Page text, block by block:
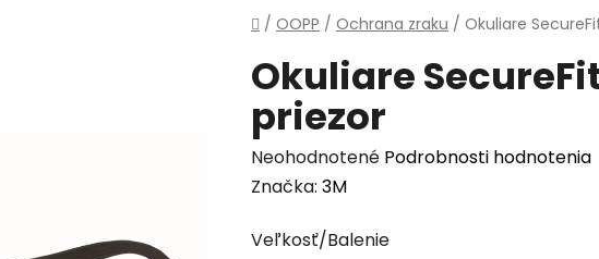
Domov
/ OOPP / Ochrana zraku / Okuliare
Okuliare
priezor
Priemerné
hodnotenie
je
Neohodnotené Podrobnosti hodnotenia
Značka: 3M
Veľkosť/Balenie